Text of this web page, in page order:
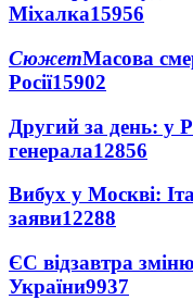
Міхалка15956
СюжетМасова
Росії15902
Другий за день: у
генерала12856
Вибух у Москві:
заяви12288
ЄС відзавтра
України9937